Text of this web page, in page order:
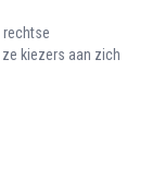
rechtse
kiezers aan zich